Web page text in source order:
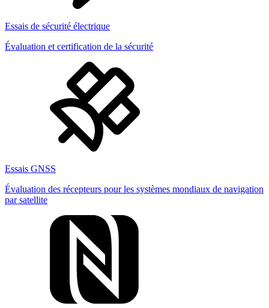
Essais de sécurité électrique
Évaluation et certification de la sécurité
Essais GNSS
Évaluation des récepteurs pour les systèmes mondiaux de navigation
par satellite